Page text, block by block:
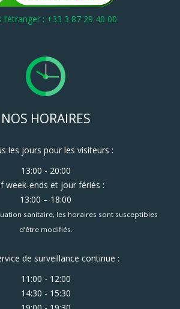
l’étranger : +33 3 87 29 40 00
NOS HORAIRES
les jours pour les visiteurs :
13:00 - 20:00
week-ends et jour fériés :
13:00 – 18:00
sanitaire, les horaires sont susceptibles
d’être modifiés.
de surveillance continue :
11:00 - 12:00
14:30 - 15:30